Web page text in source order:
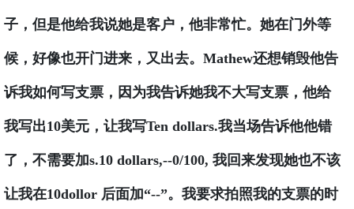
子，但是他给我说她是客户，他非常忙。她在门外等
候，好像也开门进来，又出去。Mathew还想销毁他告
诉我如何写支票，因为我告诉她我不大写支票，他给
我写出10美元，让我写Ten dollars.我当场告诉他他错
了，不需要加s.10 dollars,--0/100, 我回来发现她也不该
让我在10dollor 后面加“--”。我要求拍照我的支票的时